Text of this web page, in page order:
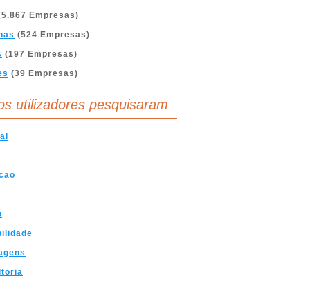
Empresas)
(524 Empresas)
(197 Empresas)
(39 Empresas)
utilizadores pesquisaram